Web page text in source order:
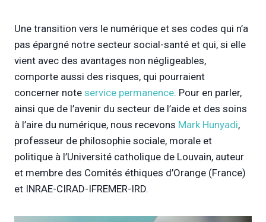
Une transition vers le numérique et ses codes qui n’a
pas épargné notre secteur social-santé et qui, si elle
vient avec des avantages non négligeables,
comporte aussi des risques, qui pourraient
concerner note service permanence. Pour en parler,
ainsi que de l’avenir du secteur de l’aide et des soins
à l’aire du numérique, nous recevons Mark Hunyadi,
professeur de philosophie sociale, morale et
politique à l’Université catholique de Louvain, auteur
et membre des Comités éthiques d’Orange (France)
et INRAE-CIRAD-IFREMER-IRD.